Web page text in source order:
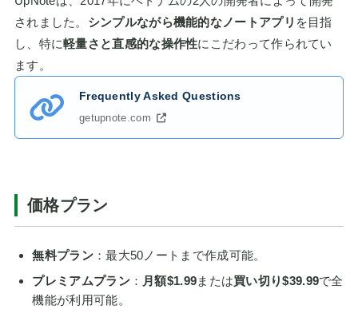
されました。 シンプルながら機能的なノートアプリ を目指
し、特に軽量さと直感的な操作性にこだわって作られてい
ます。
Frequently Asked Questions
getupnote.com
価格プラン
無料プラン：最大50ノートまで作成可能。
プレミアムプラン： 月額$1.99または買い切り$39.99で全
機能が利用可能。